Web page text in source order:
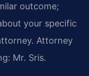
outcome;
your specific
Attorney
Mr. Sris.